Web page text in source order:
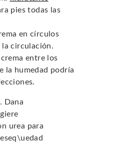
pies todas las
en círculos
la circulación.
entre los
la humedad podría
Dana
urea para